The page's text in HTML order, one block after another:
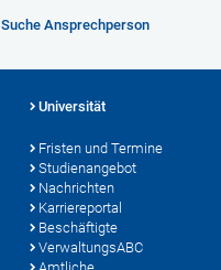
Suche Ansprechperson
Universität
Fristen und Termine
Studienangebot
Nachrichten
Karriereportal
Beschäftigte
VerwaltungsABC